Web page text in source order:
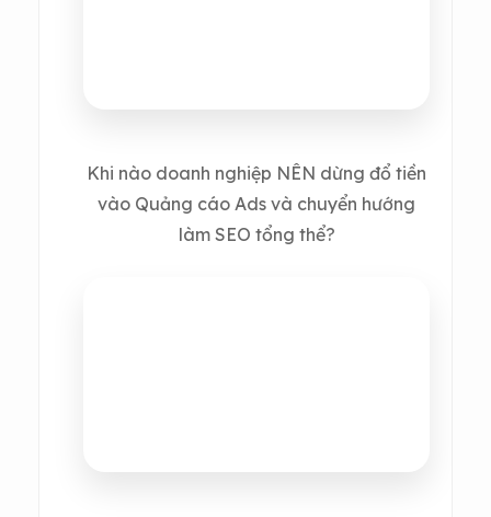
Khi nào doanh nghiệp NÊN dừng đổ tiền
vào Quảng cáo Ads và chuyển hướng
làm SEO tổng thể?